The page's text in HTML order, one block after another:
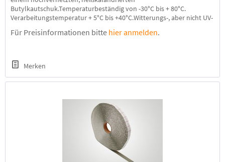
Butylkautschuk.Temperaturbeständig von -30°C bis + 80°C.
Verarbeitungstemperatur + 5°C bis +40°C.Witterungs-, aber nicht UV-
Feuchtigkeitswanderungen. Anwendungsbereich: Zum dauerhaften
Für Preisinformationen bitte hier anmelden.
Merken